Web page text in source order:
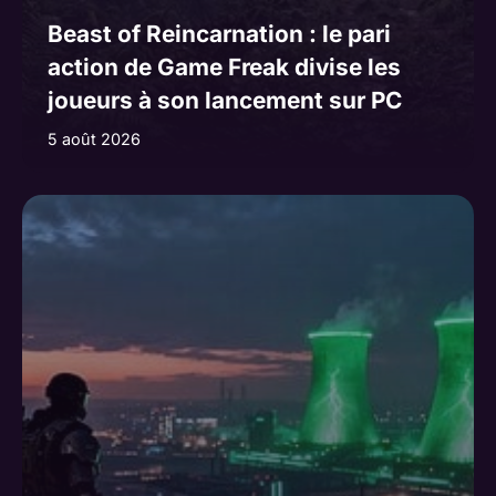
Beast of Reincarnation : le pari
action de Game Freak divise les
joueurs à son lancement sur PC
5 août 2026